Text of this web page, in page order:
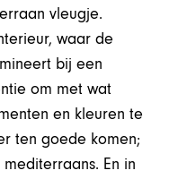
vleugje.
waar de
bij een
om met wat
en kleuren te
ten goede komen;
En in